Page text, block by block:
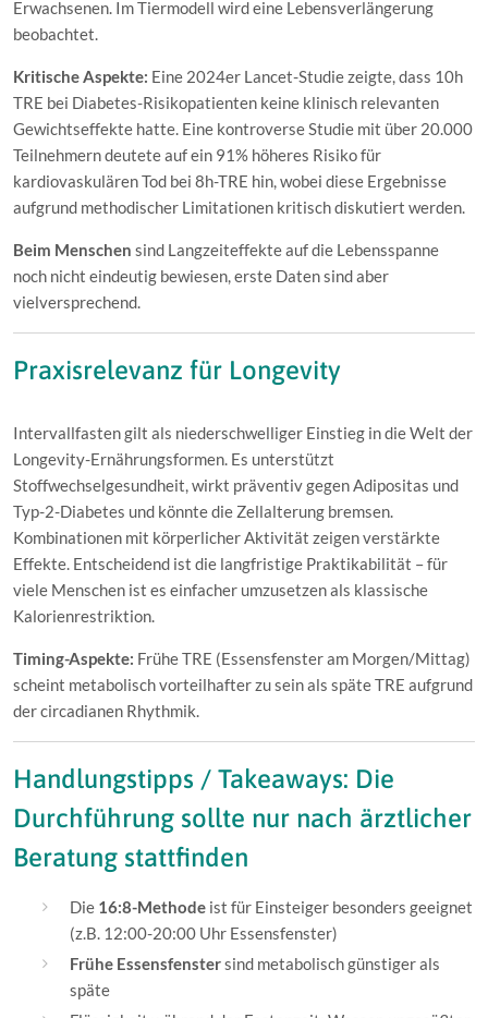
Erwachsenen. Im Tiermodell wird eine Lebensverlängerung
beobachtet.
Kritische Aspekte: Eine 2024er Lancet-Studie zeigte, dass 10h
TRE bei Diabetes-Risikopatienten keine klinisch relevanten
Gewichtseffekte hatte. Eine kontroverse Studie mit über 20.000
Teilnehmern deutete auf ein 91% höheres Risiko für
kardiovaskulären Tod bei 8h-TRE hin, wobei diese Ergebnisse
aufgrund methodischer Limitationen kritisch diskutiert werden.
Beim Menschen sind Langzeiteffekte auf die Lebensspanne
noch nicht eindeutig bewiesen, erste Daten sind aber
vielversprechend.
Praxisrelevanz für Longevity
Intervallfasten gilt als niederschwelliger Einstieg in die Welt der
Longevity-Ernährungsformen. Es unterstützt
Stoffwechselgesundheit, wirkt präventiv gegen Adipositas und
Typ-2-Diabetes und könnte die Zellalterung bremsen.
Kombinationen mit körperlicher Aktivität zeigen verstärkte
Effekte. Entscheidend ist die langfristige Praktikabilität – für
viele Menschen ist es einfacher umzusetzen als klassische
Kalorienrestriktion.
Timing-Aspekte: Frühe TRE (Essensfenster am Morgen/Mittag)
scheint metabolisch vorteilhafter zu sein als späte TRE aufgrund
der circadianen Rhythmik.
Handlungstipps / Takeaways: Die
Durchführung sollte nur nach ärztlicher
Beratung stattfinden
Die 16:8-Methode ist für Einsteiger besonders geeignet
(z.B. 12:00-20:00 Uhr Essensfenster)
Frühe Essensfenstersind metabolisch günstiger als
späte